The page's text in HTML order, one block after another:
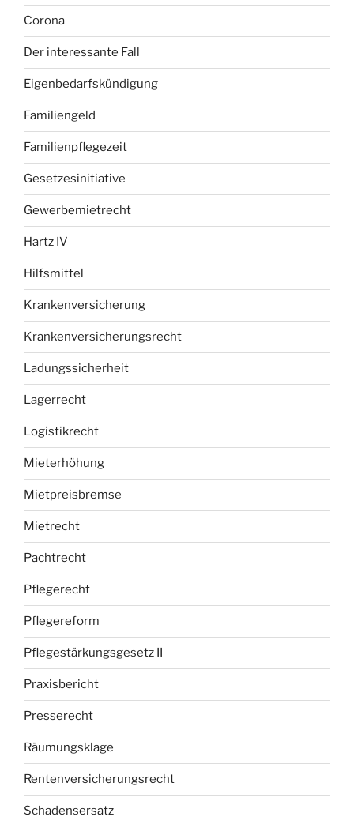
Corona
Der interessante Fall
Eigenbedarfskündigung
Familiengeld
Familienpflegezeit
Gesetzesinitiative
Gewerbemietrecht
Hartz IV
Hilfsmittel
Krankenversicherung
Krankenversicherungsrecht
Ladungssicherheit
Lagerrecht
Logistikrecht
Mieterhöhung
Mietpreisbremse
Mietrecht
Pachtrecht
Pflegerecht
Pflegereform
Pflegestärkungsgesetz II
Praxisbericht
Presserecht
Räumungsklage
Rentenversicherungsrecht
Schadensersatz